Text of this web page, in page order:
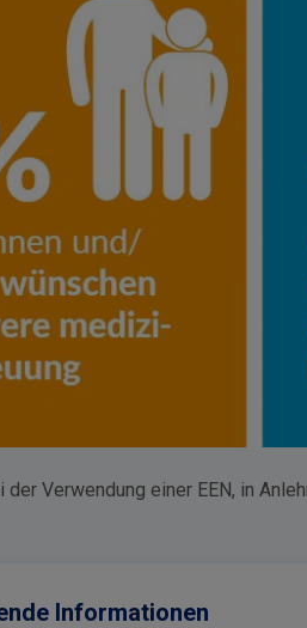
Verwendung einer EEN, in
Informationen